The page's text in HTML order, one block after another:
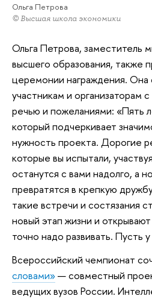
Ольга Петрова
© Высшая школа экономики
Ольга Петрова, заместитель
высшего образования, также
церемонии награждения. Она
участникам и организаторам
речью и пожеланиями: «Пять
который подчеркивает
нужность проекта. Дорогие
которые вы испытали,
останутся с вами надолго, а
превратятся в крепкую
такие встречи и состязания
новый этап жизни и
точно надо развивать. Пусть
Всероссийский чемпионат
словами»— совместный
ведущих вузов России.